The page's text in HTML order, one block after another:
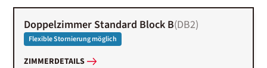
Doppelzimmer Standard Block B(DB2)
Flexible Stornierung möglich
ZIMMERDETAILS